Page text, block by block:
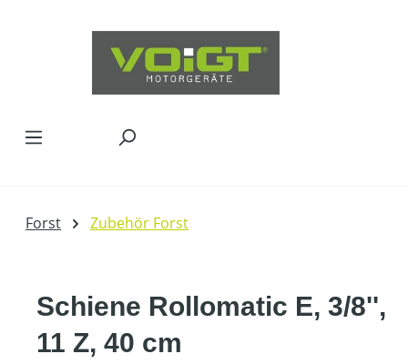
Forst Zubehör Forst
Schiene Rollomatic E, 3/8'',
11 Z, 40 cm